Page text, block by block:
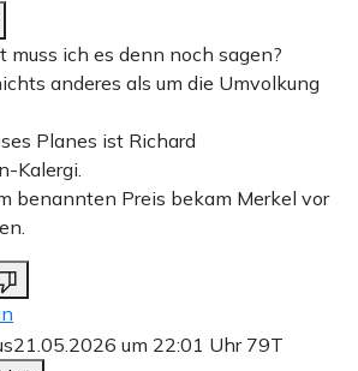
muss ich es denn noch sagen?
anderes als um die Umvolkung
Planes ist Richard
Kalergi.
benannten Preis bekam Merkel vor
21.05.2026 um 22:01 Uhr 79T